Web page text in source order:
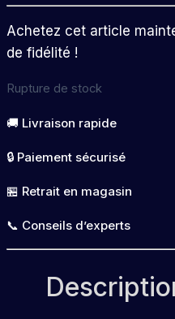
Achetez cet article
de fidélité !
Rupture de stock
🚚 Livraison rapide
🔒 Paiement sécurisé
🏪 Retrait en magasin
📞 Conseils d’experts